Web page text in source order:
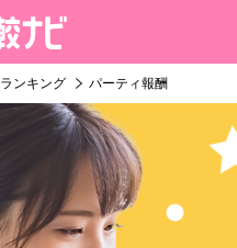
ランキング パーティ報酬